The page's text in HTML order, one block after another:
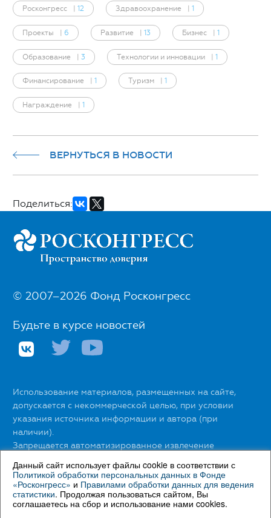
Росконгресс 12 Здравоохранение 1
Проекты 6 Развитие 13 Бизнес 1
Образование | 3 Технологии и инновации | 1
Финансирование 1 Туризм 1
Награждение 1
ВЕРНУТЬСЯ В НОВОСТИ
Поделиться:
© 2007–2026 Фонд Росконгресс
Будьте в курсе новостей
Использование материалов, размещенных на сайте,
допускается с некоммерческой целью, при условии
указания источника информации и автора (при
наличии).
Запрещается автоматизированное извлечение
размещенной информации любыми сервисами без
официального разрешения Фонда Росконгресс.
С правилами использования материалов сайта можно
ознакомитьсяздесь.
Данный сайт использует файлы cookie в соответствии с
Политикой обработки персональных данных в Фонде
«Росконгресс» и Правилами обработки данных для ведения
статистики. Продолжая пользоваться сайтом, Вы
соглашаетесь на сбор и использование нами cookies.